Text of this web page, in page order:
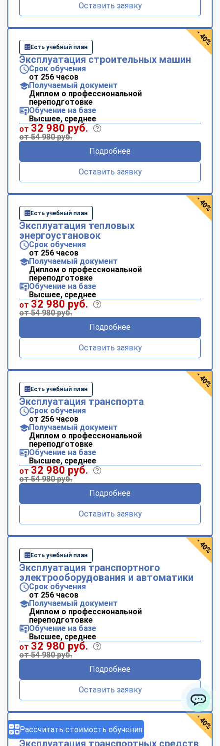
Рассчитать стоимость обучения
Оставить заявку
Есть учебный план
Эксплуатация строительных машин
Срок обучения
от 256 часов
Получаемый документ
Диплом о профессиональной
переподготовке
Обучение на базе
Высшее, среднее
от 32 980 руб.
от 54 980 руб.
Подробнее
Оставить заявку
- 40%
Есть учебный план
Эксплуатация тепловых
энергоустановок
Срок обучения
от 256 часов
Получаемый документ
Диплом о профессиональной
переподготовке
Обучение на базе
Высшее, среднее
от 32 980 руб.
от 54 980 руб.
Подробнее
Оставить заявку
- 40%
Есть учебный план
Эксплуатация транспорта
Срок обучения
от 256 часов
Получаемый документ
Диплом о профессиональной
переподготовке
Обучение на базе
Высшее, среднее
от 32 980 руб.
от 54 980 руб.
Подробнее
Оставить заявку
- 40%
Есть учебный план
Эксплуатация транспортного
электрооборудования и автоматики
Срок обучения
от 256 часов
Получаемый документ
Диплом о профессиональной
переподготовке
Обучение на базе
Высшее, среднее
от 32 980 руб.
от 54 980 руб.
Подробнее
Оставить заявку
- 40%
Есть учебный план
Эксплуатация транспортных средств
- 40%
ChatApp
online
Свяжитесь с нами через любой удобный мессенджер!
Telegram
Vkontakte EMail
Max
ChatApp